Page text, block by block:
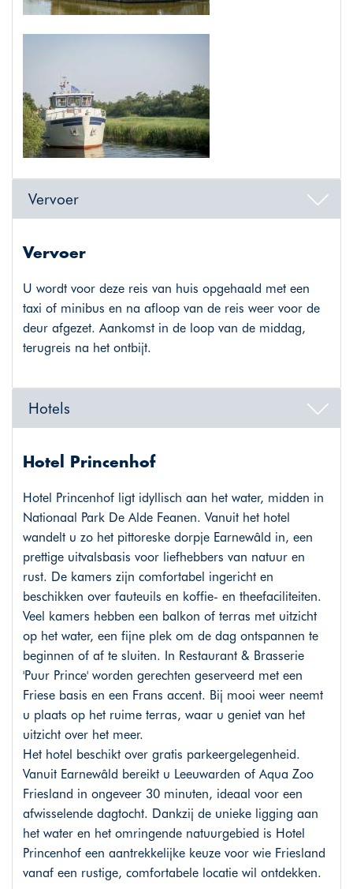
Vervoer
Vervoer
U wordt voor deze reis van huis opgehaald met een
taxi of minibus en na afloop van de reis weer voor de
deur afgezet. Aankomst in de loop van de middag,
terugreis na het ontbijt.
Hotels
Hotel Princenhof
Hotel Princenhof ligt idyllisch aan het water, midden in
Nationaal Park De Alde Feanen. Vanuit het hotel
wandelt u zo het pittoreske dorpje Earnewâld in, een
prettige uitvalsbasis voor liefhebbers van natuur en
rust. De kamers zijn comfortabel ingericht en
beschikken over fauteuils en koffie- en theefaciliteiten.
Veel kamers hebben een balkon of terras met uitzicht
op het water, een fijne plek om de dag ontspannen te
beginnen of af te sluiten. In Restaurant & Brasserie
'Puur Prince' worden gerechten geserveerd met een
Friese basis en een Frans accent. Bij mooi weer neemt
u plaats op het ruime terras, waar u geniet van het
uitzicht over het meer.
Het hotel beschikt over gratis parkeergelegenheid.
Vanuit Earnewâld bereikt u Leeuwarden of Aqua Zoo
Friesland in ongeveer 30 minuten, ideaal voor een
afwisselende dagtocht. Dankzij de unieke ligging aan
het water en het omringende natuurgebied is Hotel
Princenhof een aantrekkelijke keuze voor wie Friesland
vanaf een rustige, comfortabele locatie wil ontdekken.